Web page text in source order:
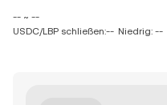
-- ~ --
USDC/LBP schließen:-- Niedrig: --